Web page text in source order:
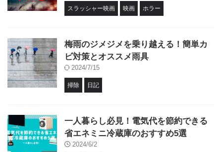
スラッシャー映画 映画 ホラー
梅雨のジメジメを乗り越える！簡単カ
ビ対策とオススメ雨具
2024/7/15
掃除 日記
一人暮らし必見！電気代を節約できる
省エネミニ冷蔵庫のおすすめ5選
2024/6/2